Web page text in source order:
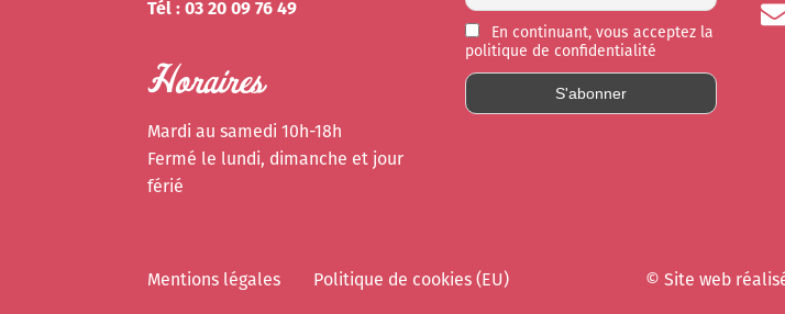
Tél : 03 20 09 76 49
Horaires
Mardi au samedi 10h-18h
Fermé le lundi, dimanche et jour
férié
En continuant, vous acceptez la
politique de confidentialité
Mentions légales Politique de cookies (EU) © Site web